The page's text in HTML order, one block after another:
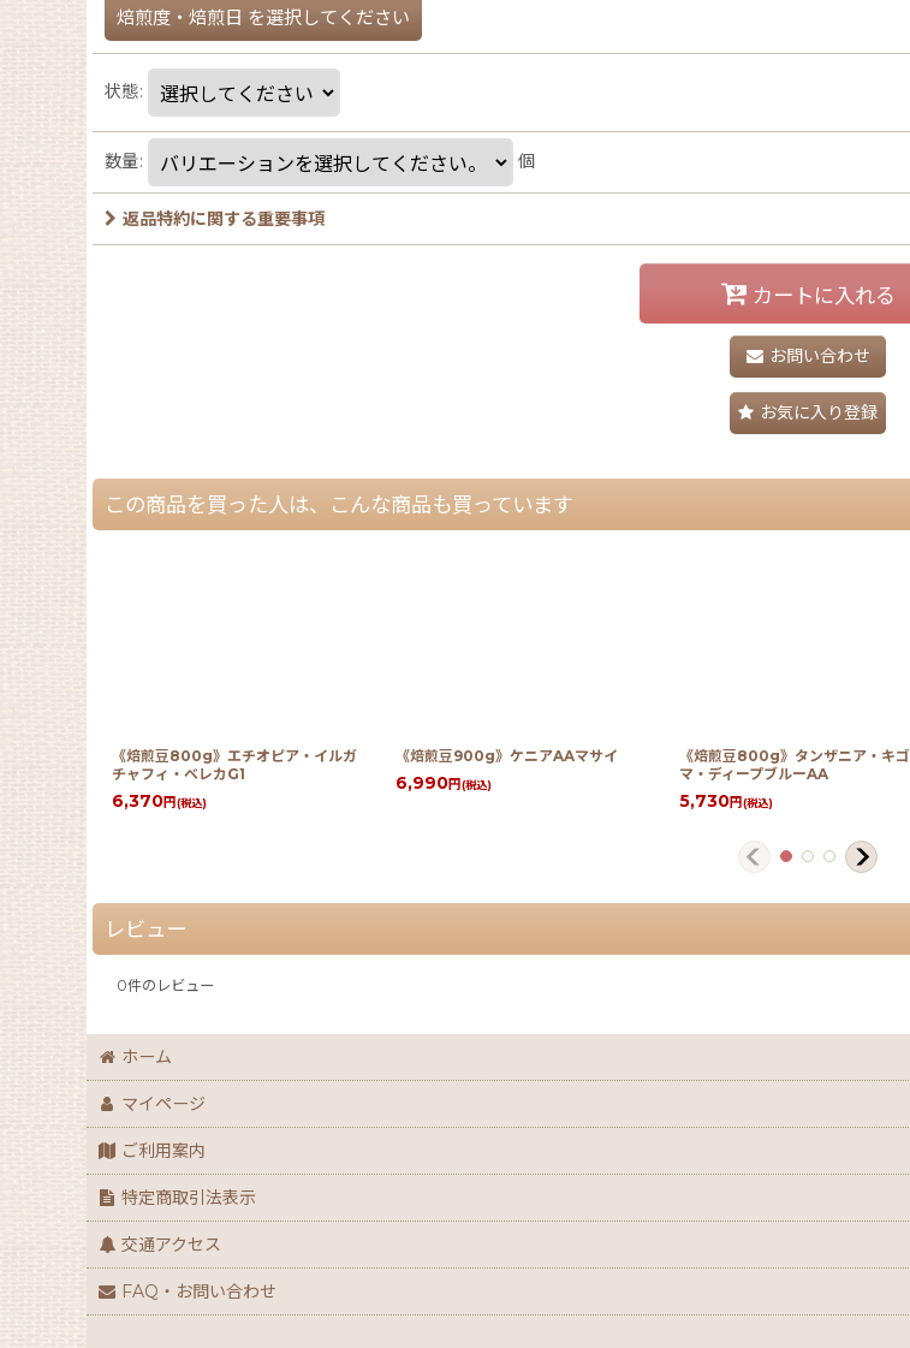
焙煎度・焙煎日 を選択してください
状態:
数量: 個
返品特約に関する重要事項
カートに入れる
お問い合わせ
お気に入り登録
この商品を買った人は、こんな商品も買っています
《焙煎豆800g》エチオピア・イルガ
チャフィ・ベレカG1
6,370円(税込)
《焙煎豆900g》ケニアAAマサイ
6,990円(税込)
《焙煎豆800g》タンザニア・キゴ
マ・ディープブルーAA
5,730円(税込)
レビュー
0件のレビュー
ホーム
マイページ
ご利用案内
特定商取引法表示
交通アクセス
FAQ・お問い合わせ